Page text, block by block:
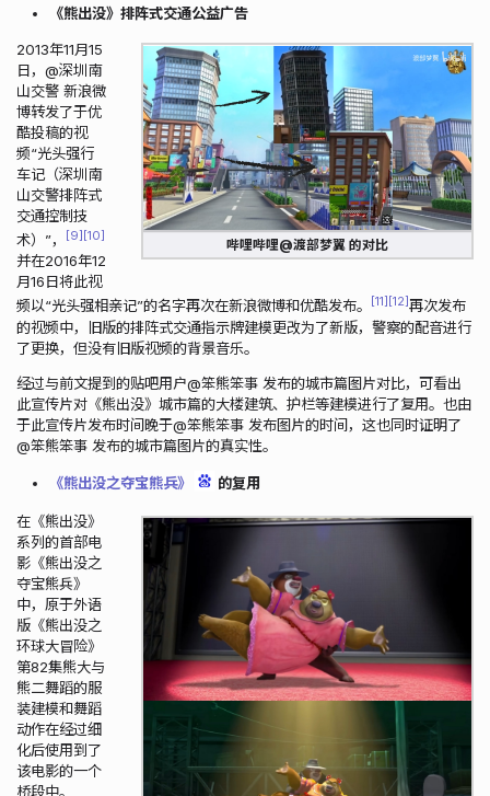
《熊出没》排阵式交通公益广告
哔哩哔哩@渡部梦翼 的对比
2013年11月15
日，@深圳南
山交警 新浪微
博转发了于优
酷投稿的视
频“光头强行
车记（深圳南
山交警排阵式
交通控制技
术）”，
9 10
并在2016年12
月16日将此视
频以“光头强相亲记”的名字再次在新浪微博和优酷发布。
11 12 再次发布
的视频中，旧版的排阵式交通指示牌建模更改为了新版，警察的配音进行
了更换，但没有旧版视频的背景音乐。
经过与前文提到的贴吧用户@笨熊笨事 发布的城市篇图片对比，可看出
此宣传片对《熊出没》城市篇的大楼建筑、护栏等建模进行了复用。也由
于此宣传片发布时间晚于@笨熊笨事 发布图片的时间，这也同时证明了
@笨熊笨事 发布的城市篇图片的真实性。
《熊出没之夺宝熊兵》 的复用
在《熊出没》
系列的首部电
影《熊出没之
夺宝熊兵》
中，原于外语
版《熊出没之
环球大冒险》
第82集熊大与
熊二舞蹈的服
装建模和舞蹈
动作在经过细
化后使用到了
该电影的一个
桥段中。